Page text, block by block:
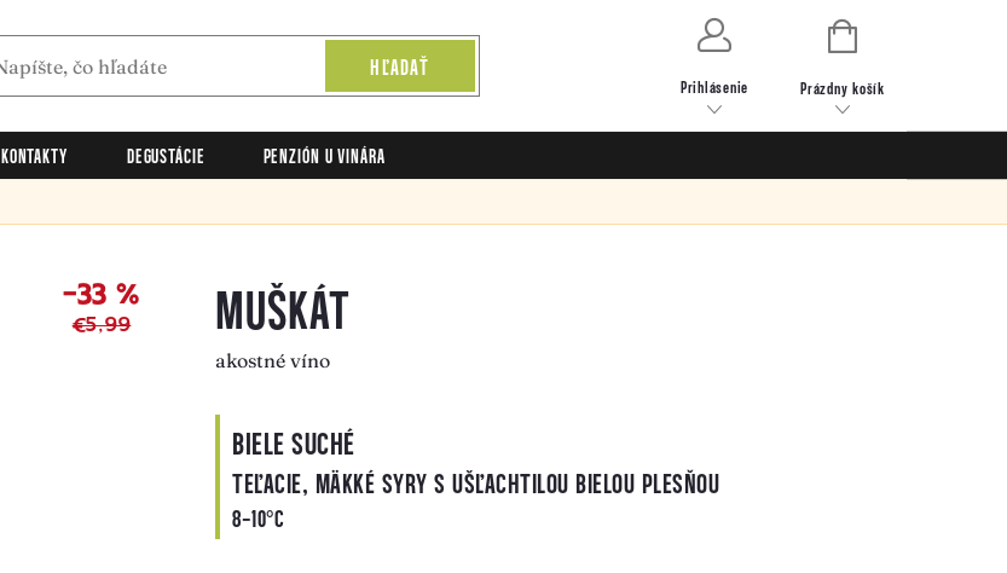
HĽADAŤ
Prihlásenie
NÁKUPNÝ
Prázdny košík
KONTAKTY DEGUSTÁCIE PENZIÓN U VINÁRA
€5,99
–33 % MUŠKÁT
akostné víno
BIELE SUCHÉ
TEĽACIE, MÄKKÉ SYRY S UŠĽACHTILOU BIELOU PLESŇOU
8-10°C